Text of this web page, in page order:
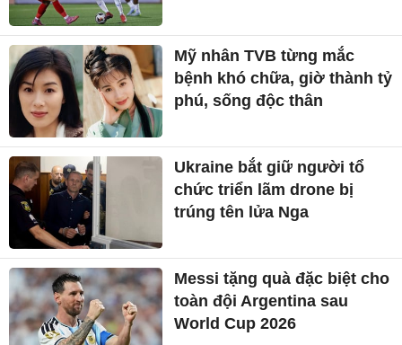
Mỹ nhân TVB từng mắc
bệnh khó chữa, giờ thành tỷ
phú, sống độc thân
Ukraine bắt giữ người tổ
chức triển lãm drone bị
trúng tên lửa Nga
Messi tặng quà đặc biệt cho
toàn đội Argentina sau
World Cup 2026